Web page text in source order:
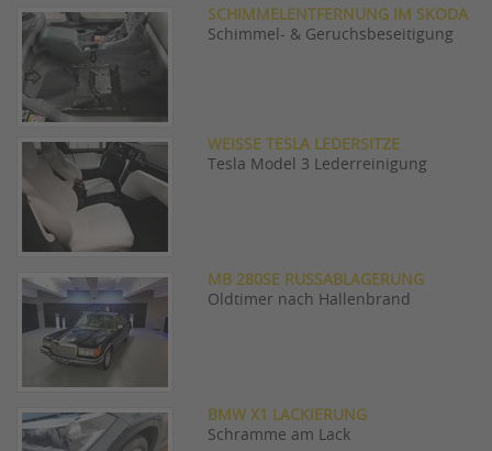
SCHIMMELENTFERNUNG IM SKODA
Schimmel- & Geruchsbeseitigung
WEISSE TESLA LEDERSITZE
Tesla Model 3 Lederreinigung
MB 280SE RUSSABLAGERUNG
Oldtimer nach Hallenbrand
BMW X1 LACKIERUNG
Schramme am Lack